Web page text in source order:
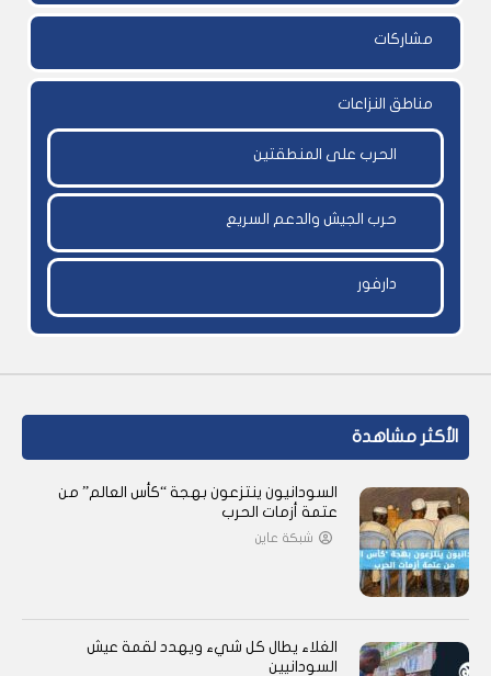
مشاركات
مناطق النزاعات
الحرب على المنطقتين
حرب الجيش والدعم السريع
دارفور
الأكثر مشاهدة
السودانيون ينتزعون بهجة “كأس العالم” من
عتمة أزمات الحرب
شبكة عاين
الغلاء يطال كل شيء ويهدد لقمة عيش
السودانيين